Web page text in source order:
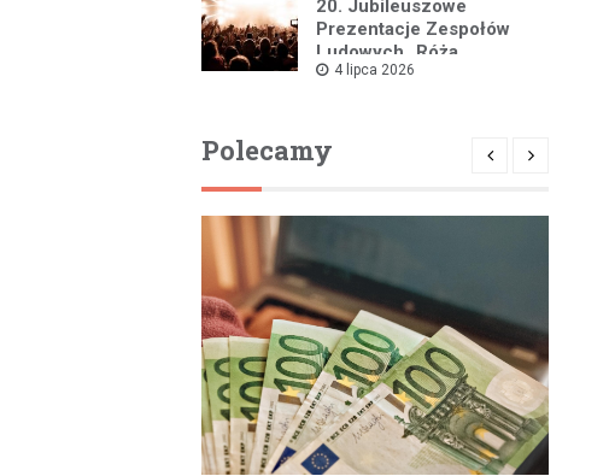
20. Jubileuszowe
Prezentacje Zespołów
Ludowych „Róża
Kłodzka” w Pstrążnej już
4 lipca 2026
Polecamy